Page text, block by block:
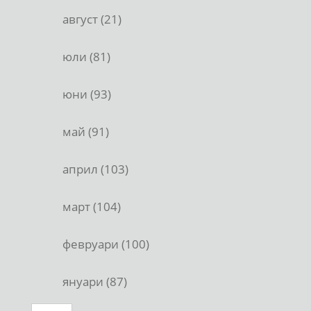
август (21)
юли (81)
юни (93)
май (91)
април (103)
март (104)
февруари (100)
януари (87)